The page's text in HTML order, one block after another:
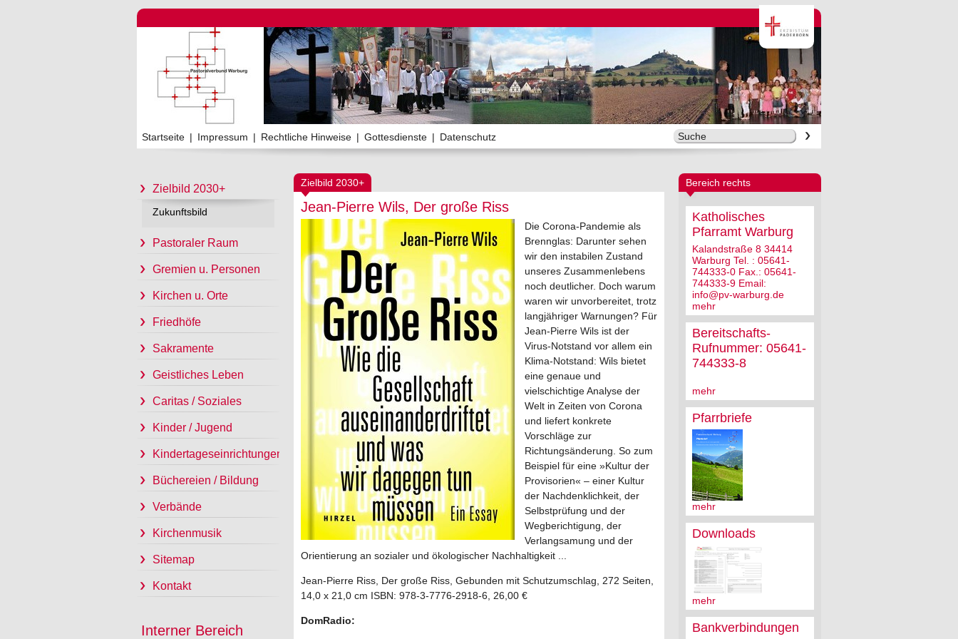
Startseite | Impressum | Rechtliche Hinweise | Gottesdienste | Datenschutz
Zielbild 2030+
Zukunftsbild
Pastoraler Raum
Gremien u. Personen
Kirchen u. Orte
Friedhöfe
Sakramente
Geistliches Leben
Caritas / Soziales
Kinder / Jugend
Kindertageseinrichtungen
Büchereien / Bildung
Verbände
Kirchenmusik
Sitemap
Kontakt
Interner Bereich
Bereich rechts
Katholisches
Pfarramt Warburg
Kalandstraße 8 34414
Warburg Tel. : 05641-
744333-0 Fax.: 05641-
744333-9 Email:
info@pv-warburg.de
mehr
Bereitschafts-
Rufnummer: 05641-
744333-8
mehr
Pfarrbriefe
mehr
Downloads
mehr
Bankverbindungen
Zielbild 2030+
Jean-Pierre Wils, Der große Riss
Die Corona-Pandemie als
Brennglas: Darunter sehen
wir den instabilen Zustand
unseres Zusammenlebens
noch deutlicher. Doch warum
waren wir unvorbereitet, trotz
langjähriger Warnungen? Für
Jean-Pierre Wils ist der
Virus-Notstand vor allem ein
Klima-Notstand: Wils bietet
eine genaue und
vielschichtige Analyse der
Welt in Zeiten von Corona
und liefert konkrete
Vorschläge zur
Richtungsänderung. So zum
Beispiel für eine »Kultur der
Provisorien« – einer Kultur
der Nachdenklichkeit, der
Selbstprüfung und der
Wegberichtigung, der
Verlangsamung und der
Orientierung an sozialer und ökologischer Nachhaltigkeit ...
Jean-Pierre Riss, Der große Riss, Gebunden mit Schutzumschlag, 272 Seiten,
14,0 x 21,0 cm ISBN: 978-3-7776-2918-6, 26,00 €
DomRadio: